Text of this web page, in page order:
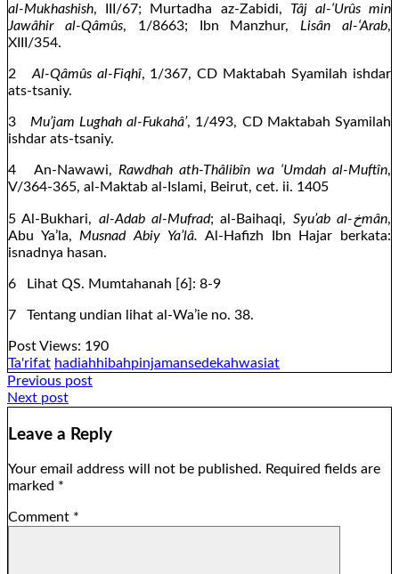
al-Mukhashish, III/67; Murtadha az-Zabidi, Tâj al-‘Urûs min
Jawâhir al-Qâmûs, 1/8663; Ibn Manzhur, Lisân al-‘Arab,
XIII/354.
2 Al-Qâmûs al-Fiqhî, 1/367, CD Maktabah Syamilah ishdar
ats-tsaniy.
3 Mu’jam Lughah al-Fukahâ’, 1/493, CD Maktabah Syamilah
ishdar ats-tsaniy.
4 An-Nawawi, Rawdhah ath-Thâlibîn wa ‘Umdah al-Muftîn,
V/364-365, al-Maktab al-Islami, Beirut, cet. ii. 1405
5 Al-Bukhari, al-Adab al-Mufrad; al-Baihaqi, Syu’ab al-خmân,
Abu Ya’la, Musnad Abiy Ya’lâ.Al-Hafizh Ibn Hajar berkata:
isnadnya hasan.
6 Lihat QS. Mumtahanah [6]: 8-9
7 Tentang undian lihat al-Wa’ie no. 38.
Post Views: 190
Ta'rifat hadiahhibahpinjamansedekahwasiat
Post
navigation
Previous post
Next post
Leave a Reply
Your email address will not be published. Required fields are
marked *
Comment *